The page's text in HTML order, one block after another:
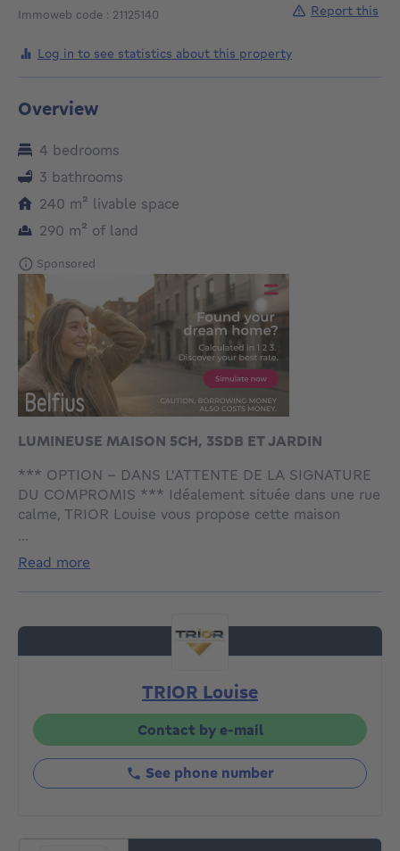
Immoweb code : 21125140
Log in to see statistics about this property
Report this
Overview
4 bedrooms
3 bathrooms
240 m² square meters
livable space
290 m² square meters
of land
Sponsored
LUMINEUSE MAISON 5CH, 3SDB ET JARDIN
*** OPTION - DANS L'ATTENTE DE LA SIGNATURE
DU COMPROMIS *** Idéalement située dans une rue
calme, TRIOR Louise vous propose cette maison
niveaux. Elle se compose au rez-de-chaussée d'un hall
d'entrée avec vestiaire et toilette, salon (20 m²), une
salle à manger (20 m²), une véranda (10 m²) et une
donnant accès à la terrasse et au jardin orienté est.
Au premier étage, le palier dessert trois chambres
bain ainsi qu'un balcon avant et arrière. Au deuxième
étage, on retrouve un appartement duplex
indépendant composé d'un beau séjour avec cuisine
ouverte de 40 m², deux petites chambres et une salle
de bain. Le sous-sol est composé de deux grandes
caves avec buanderie. DIVERS : Chaudière gaz, châssis
...
read more
TRIOR Louise
Contact by e-mail
See phone number